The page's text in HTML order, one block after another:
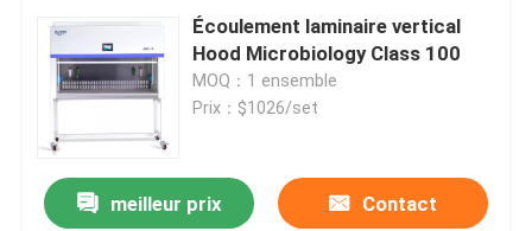
Écoulement laminaire vertical
Hood Microbiology Class 100
MOQ：1 ensemble
Prix：$1026/set
meilleur prix Contact